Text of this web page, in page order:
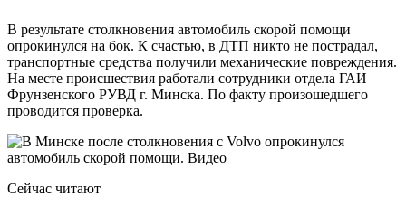
В результате столкновения автомобиль скорой помощи
опрокинулся на бок. К счастью, в ДТП никто не пострадал,
транспортные средства получили механические повреждения.
На месте происшествия работали сотрудники отдела ГАИ
Фрунзенского РУВД г. Минска. По факту произошедшего
проводится проверка.
Сейчас читают